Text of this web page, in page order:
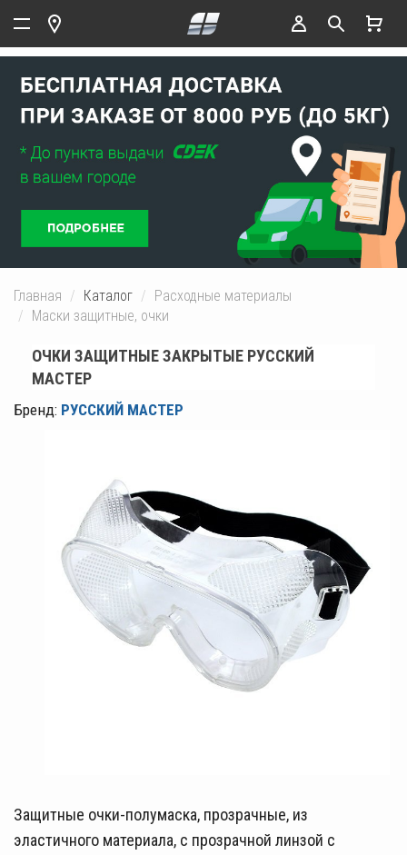
Главная Каталог
Расходные материалы
Маски защитные, очки
ОЧКИ ЗАЩИТНЫЕ ЗАКРЫТЫЕ РУССКИЙ
МАСТЕР
Бренд: РУССКИЙ МАСТЕР
Защитные очки-полумаска, прозрачные, из
эластичного материала, с прозрачной линзой с